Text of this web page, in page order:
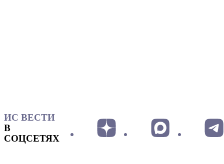
ИС ВЕСТИ
В
СОЦСЕТЯХ